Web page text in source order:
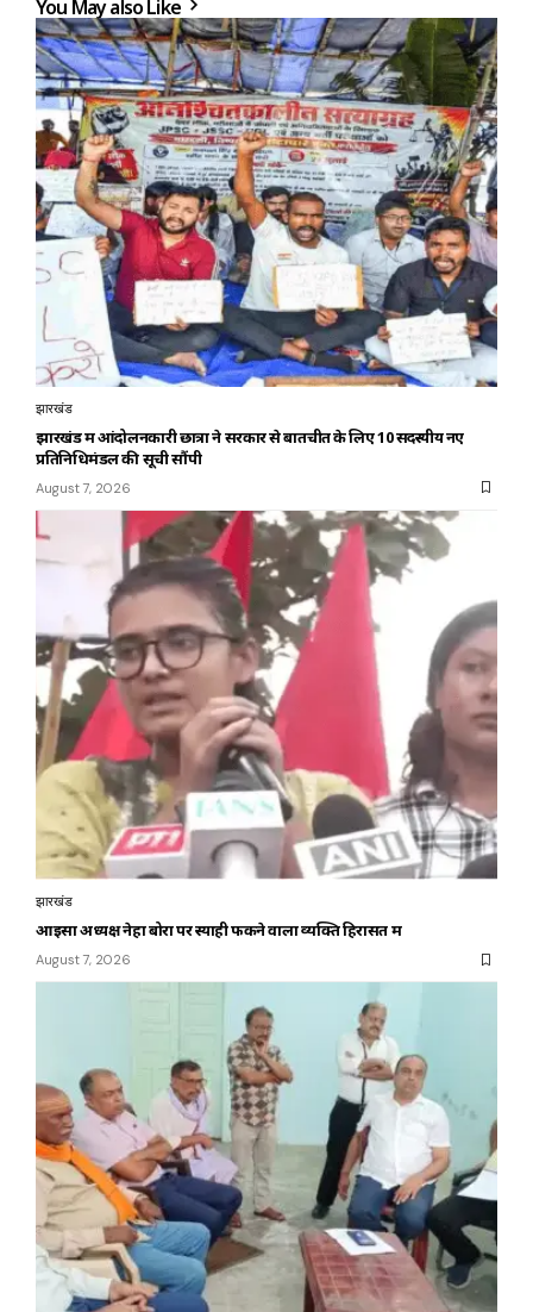
You May also Like
झारखंड
झारखंड में आंदोलनकारी छात्रों ने सरकार से बातचीत के लिए 10 सदस्यीय नए
प्रतिनिधिमंडल की सूची सौंपी
August 7, 2026
झारखंड
आइसा अध्यक्ष नेहा बोरा पर स्याही फेंकने वाला व्यक्ति हिरासत में
August 7, 2026